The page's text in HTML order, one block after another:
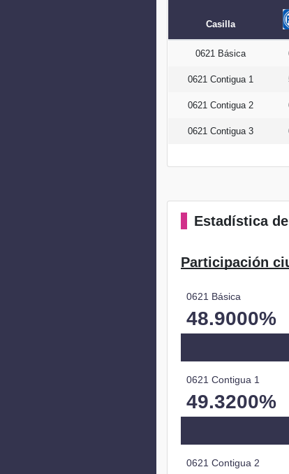
Casilla
0621 Básica
0621 Contigua 1
0621 Contigua 2
0621 Contigua 3
Estadística
Participación
0621 Básica
48.9000%
0621 Contigua 1
49.3200%
0621 Contigua 2